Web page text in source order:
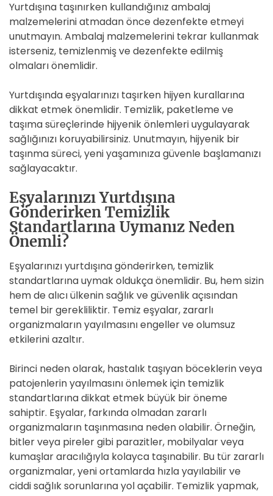
Yurtdışına taşınırken kullandığınız ambalaj
malzemelerini atmadan önce dezenfekte etmeyi
unutmayın. Ambalaj malzemelerini tekrar kullanmak
isterseniz, temizlenmiş ve dezenfekte edilmiş
olmaları önemlidir.
Yurtdışında eşyalarınızı taşırken hijyen kurallarına
dikkat etmek önemlidir. Temizlik, paketleme ve
taşıma süreçlerinde hijyenik önlemleri uygulayarak
sağlığınızı koruyabilirsiniz. Unutmayın, hijyenik bir
taşınma süreci, yeni yaşamınıza güvenle başlamanızı
sağlayacaktır.
Eşyalarınızı Yurtdışına
Gönderirken Temizlik
Standartlarına Uymanız Neden
Önemli?
Eşyalarınızı yurtdışına gönderirken, temizlik
standartlarına uymak oldukça önemlidir. Bu, hem sizin
hem de alıcı ülkenin sağlık ve güvenlik açısından
temel bir gerekliliktir. Temiz eşyalar, zararlı
organizmaların yayılmasını engeller ve olumsuz
etkilerini azaltır.
Birinci neden olarak, hastalık taşıyan böceklerin veya
patojenlerin yayılmasını önlemek için temizlik
standartlarına dikkat etmek büyük bir öneme
sahiptir. Eşyalar, farkında olmadan zararlı
organizmaların taşınmasına neden olabilir. Örneğin,
bitler veya pireler gibi parazitler, mobilyalar veya
kumaşlar aracılığıyla kolayca taşınabilir. Bu tür zararlı
organizmalar, yeni ortamlarda hızla yayılabilir ve
ciddi sağlık sorunlarına yol açabilir. Temizlik yapmak,